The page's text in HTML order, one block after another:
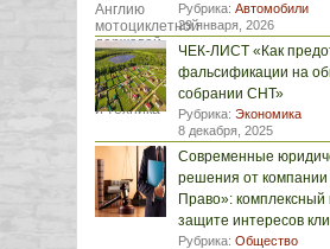
Рубрика: Автомобили
29 января, 2026
ЧЕК-ЛИСТ «Как
фальсификации на
собрании СНТ»
Рубрика: Экономика
8 декабря, 2025
Современные
решения от
Право»: комплексный
защите интересов
Рубрика: Общество